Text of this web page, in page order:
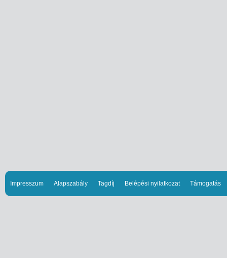
Impresszum Alapszabály Tagdíj Belépési nyilatkozat Támogatás